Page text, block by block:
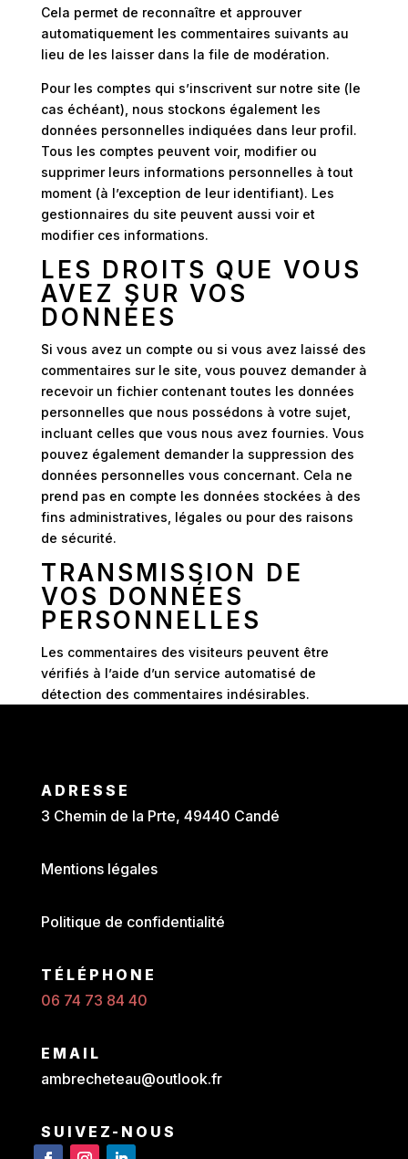
Cela permet de reconnaître et approuver
automatiquement les commentaires suivants au
lieu de les laisser dans la file de modération.
Pour les comptes qui s’inscrivent sur notre site (le
cas échéant), nous stockons également les
données personnelles indiquées dans leur profil.
Tous les comptes peuvent voir, modifier ou
supprimer leurs informations personnelles à tout
moment (à l’exception de leur identifiant). Les
gestionnaires du site peuvent aussi voir et
modifier ces informations.
LES DROITS QUE VOUS
AVEZ SUR VOS
DONNÉES
Si vous avez un compte ou si vous avez laissé des
commentaires sur le site, vous pouvez demander à
recevoir un fichier contenant toutes les données
personnelles que nous possédons à votre sujet,
incluant celles que vous nous avez fournies. Vous
pouvez également demander la suppression des
données personnelles vous concernant. Cela ne
prend pas en compte les données stockées à des
fins administratives, légales ou pour des raisons
de sécurité.
TRANSMISSION DE
VOS DONNÉES
PERSONNELLES
Les commentaires des visiteurs peuvent être
vérifiés à l’aide d’un service automatisé de
détection des commentaires indésirables.
ADRESSE
3 Chemin de la Prte, 49440 Candé
Mentions légales
Politique de confidentialité
TÉLÉPHONE
06 74 73 84 40
EMAIL
ambrecheteau@outlook.fr
SUIVEZ-NOUS